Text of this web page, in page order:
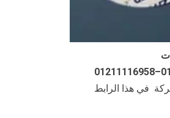
في هذا الرابط